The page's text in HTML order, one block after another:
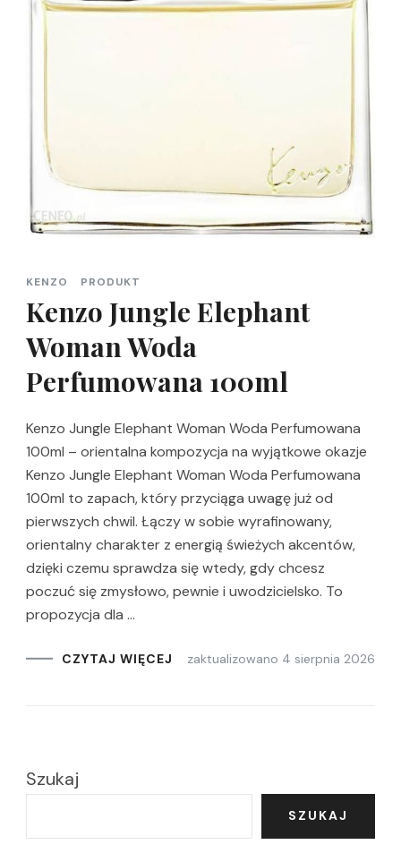
KENZO PRODUKT
Kenzo Jungle Elephant
Woman Woda
Perfumowana 100ml
Kenzo Jungle Elephant Woman Woda Perfumowana
100ml – orientalna kompozycja na wyjątkowe okazje
Kenzo Jungle Elephant Woman Woda Perfumowana
100ml to zapach, który przyciąga uwagę już od
pierwszych chwil. Łączy w sobie wyrafinowany,
orientalny charakter z energią świeżych akcentów,
dzięki czemu sprawdza się wtedy, gdy chcesz
poczuć się zmysłowo, pewnie i uwodzicielsko. To
propozycja dla …
CZYTAJ WIĘCEJ zaktualizowano 4 sierpnia 2026
Szukaj
SZUKAJ